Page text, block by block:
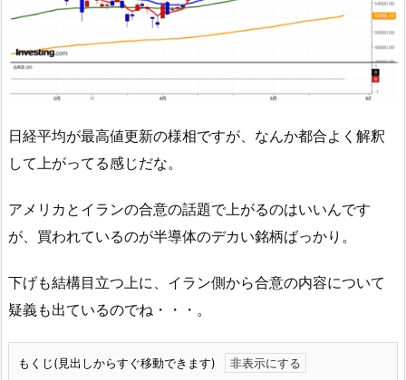
日経平均が最高値更新の様相ですが、なんか都合よく解釈
して上がってる感じだな。
アメリカとイランの合意の話題で上がるのはいいんです
が、買われているのが半導体のデカい銘柄ばっかり。
下げも結構目立つ上に、イラン側から合意の内容について
疑義も出ているのでね・・・。
もくじ(見出しからすぐ移動できます)